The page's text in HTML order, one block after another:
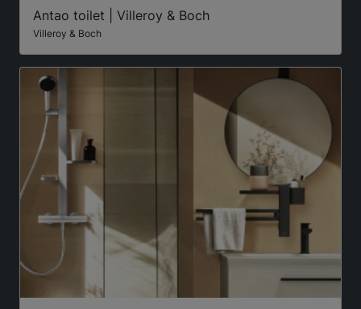
Antao toilet | Villeroy & Boch
Villeroy & Boch